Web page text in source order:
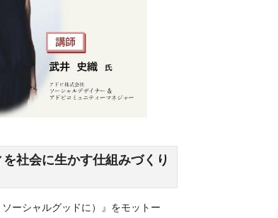
社会に生かす仕組みづくり
ーシャルグッドに）』をモットー